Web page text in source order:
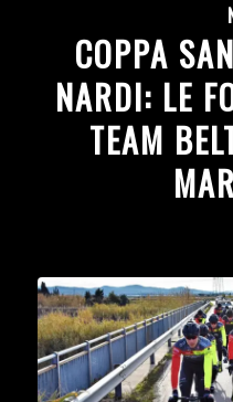
COPPA
NARDI: LE
TEAM